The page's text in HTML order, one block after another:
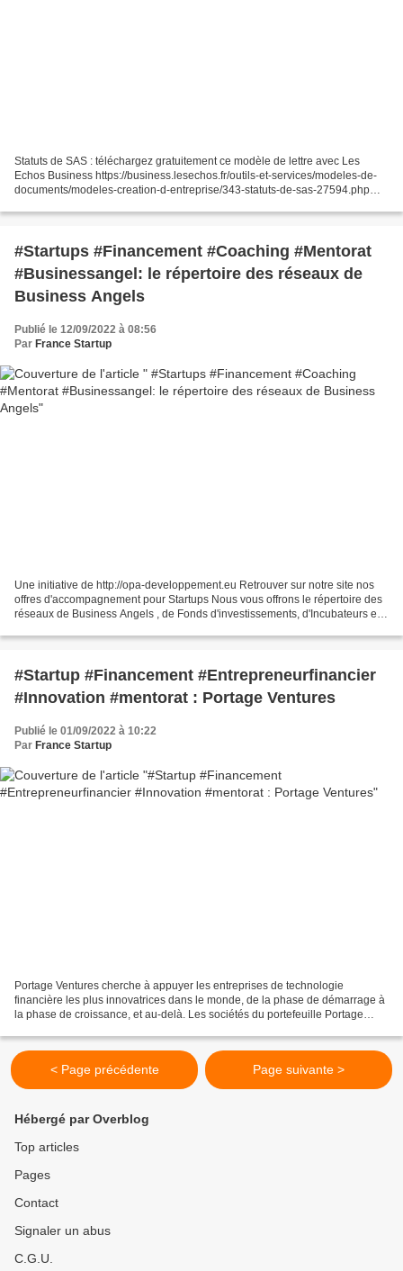
Statuts de SAS : téléchargez gratuitement ce modèle de lettre avec Les
Echos Business https://business.lesechos.fr/outils-et-services/modeles-de-
documents/modeles-creation-d-entreprise/343-statuts-de-sas-27594.php
#Startups #Financement #Coaching #Mentorat
#Businessangel: le répertoire des réseaux de
Business Angels
Publié le 12/09/2022 à 08:56
Par France Startup
Une initiative de http://opa-developpement.eu Retrouver sur notre site nos
offres d'accompagnement pour Startups Nous vous offrons le répertoire des
réseaux de Business Angels , de Fonds d'investissements, d'Incubateurs et
#Startup #Financement #Entrepreneurfinancier
#Innovation #mentorat : Portage Ventures
Publié le 01/09/2022 à 10:22
Par France Startup
Portage Ventures cherche à appuyer les entreprises de technologie
financière les plus innovatrices dans le monde, de la phase de démarrage à
la phase de croissance, et au-delà. Les sociétés du portefeuille Portage
< Page précédente Page suivante >
Hébergé par Overblog
Top articles
Pages
Contact
Signaler un abus
C.G.U.